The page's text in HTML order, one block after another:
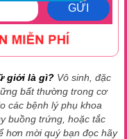
GỬI
giới là gì? Vô sinh, đặc
bất thường trong cơ
các bệnh lý phụ khoa
buồng trứng, hoặc tắc
hơn mời quý bạn đọc hãy